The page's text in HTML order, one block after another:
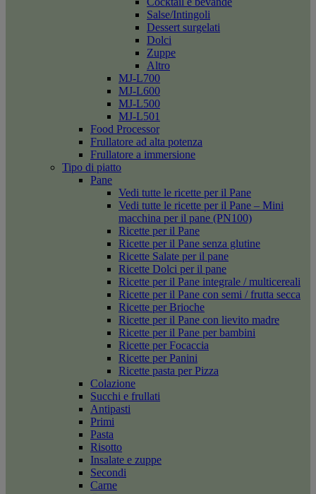
Salse/Intingoli
Dessert surgelati
Dolci
Zuppe
Altro
MJ-L700
MJ-L600
MJ-L500
MJ-L501
Food Processor
Frullatore ad alta potenza
Frullatore a immersione
Tipo di piatto
Pane
Vedi tutte le ricette per il Pane
Vedi tutte le ricette per il Pane – Mini
macchina per il pane (PN100)
Ricette per il Pane
Ricette per il Pane senza glutine
Ricette Salate per il pane
Ricette Dolci per il pane
Ricette per il Pane integrale / multicereali
Ricette per il Pane con semi / frutta secca
Ricette per Brioche
Ricette per il Pane con lievito madre
Ricette per il Pane per bambini
Ricette per Focaccia
Ricette per Panini
Ricette pasta per Pizza
Colazione
Succhi e frullati
Antipasti
Primi
Pasta
Risotto
Insalate e zuppe
Secondi
Carne